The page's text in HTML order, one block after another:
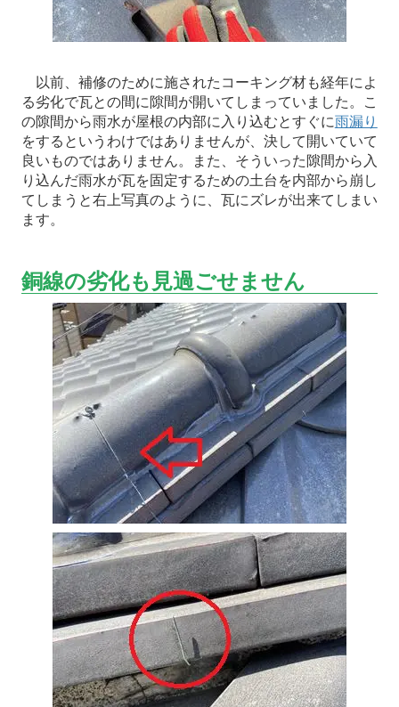
以前、補修のために施されたコーキング材も経年によ
る劣化で瓦との間に隙間が開いてしまっていました。こ
の隙間から雨水が屋根の内部に入り込むとすぐに雨漏り
をするというわけではありませんが、決して開いていて
良いものではありません。また、そういった隙間から入
り込んだ雨水が瓦を固定するための土台を内部から崩し
てしまうと右上写真のように、瓦にズレが出来てしまい
ます。
銅線の劣化も見過ごせません